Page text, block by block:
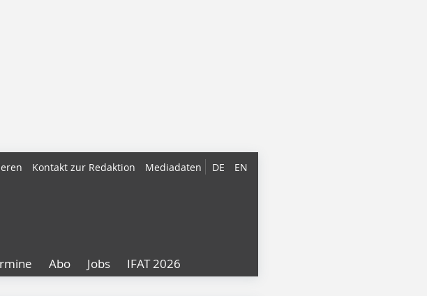
DE EN
Kontakt zur Redaktion Mediadaten
Abo Jobs IFAT 2026